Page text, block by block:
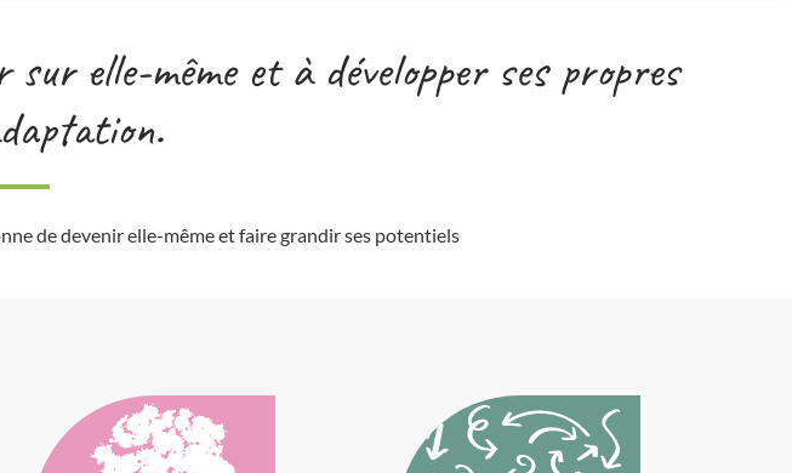
elle-même et à développer ses propres
de devenir elle-même et faire grandir ses potentiels